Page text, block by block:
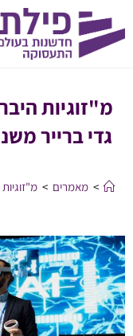
מ"זוגיות
גדי ברייר
> מאמרים >